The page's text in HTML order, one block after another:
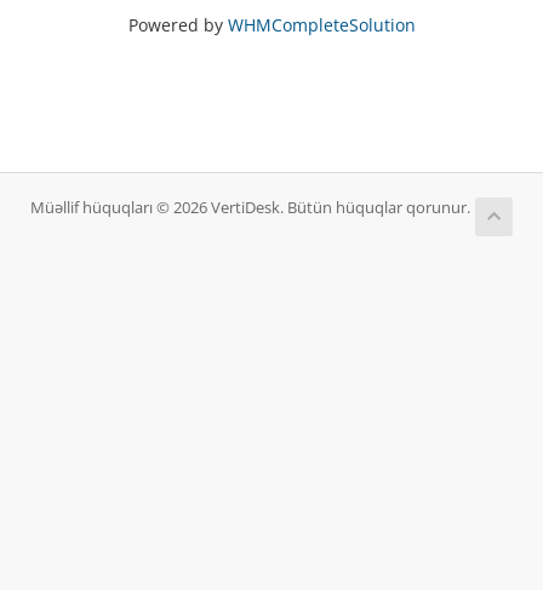
Powered by WHMCompleteSolution
Müəllif hüquqları © 2026 VertiDesk. Bütün hüquqlar qorunur.